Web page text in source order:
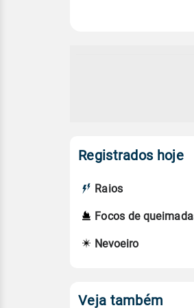
Registrados hoje
Raios
Focos de
Nevoeiro
Veja também